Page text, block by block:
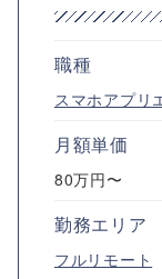
職種
スマホアプリ
月額単価
80万円〜
勤務エリア
フルリモート